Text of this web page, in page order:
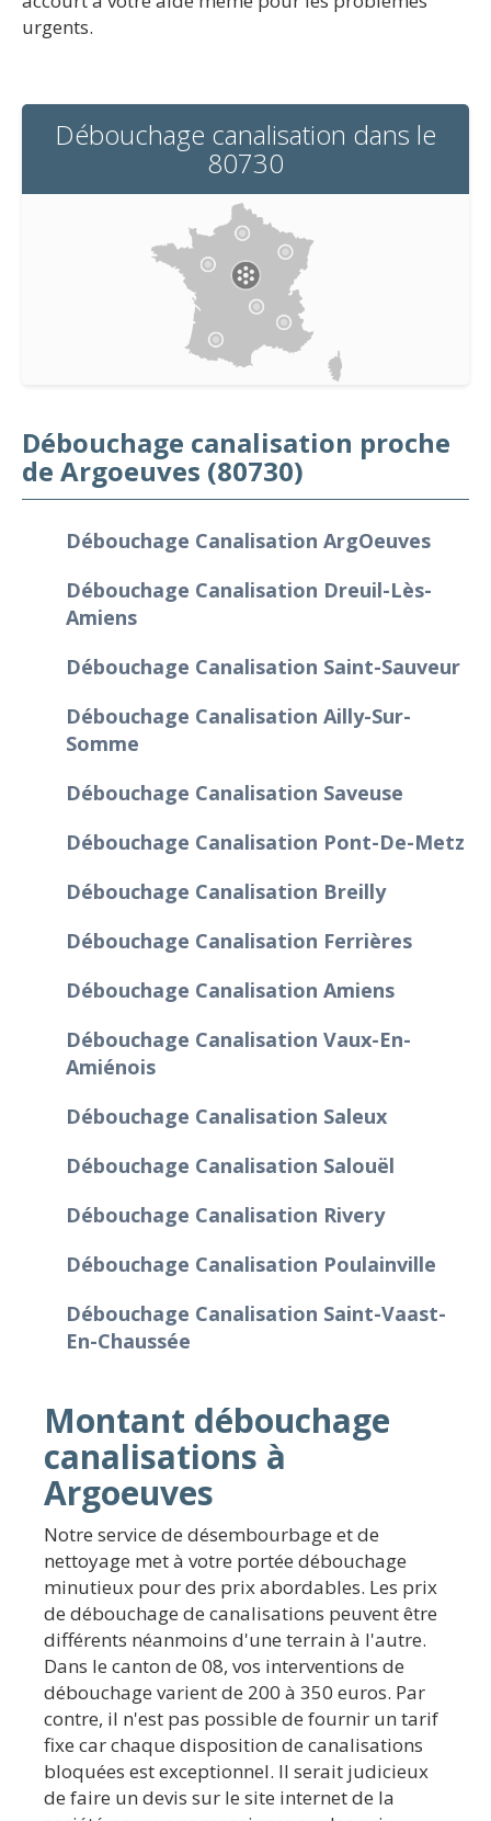
urgents.
Débouchage canalisation dans le
80730
Débouchage canalisation proche
de Argoeuves (80730)
Débouchage Canalisation Argoeuves
Débouchage Canalisation Dreuil-Lès-
Amiens
Débouchage Canalisation Saint-Sauveur
Débouchage Canalisation Ailly-Sur-
Somme
Débouchage Canalisation Saveuse
Débouchage Canalisation Pont-De-Metz
Débouchage Canalisation Breilly
Débouchage Canalisation Ferrières
Débouchage Canalisation Amiens
Débouchage Canalisation Vaux-En-
Amiénois
Débouchage Canalisation Saleux
Débouchage Canalisation Salouël
Débouchage Canalisation Rivery
Débouchage Canalisation Poulainville
Débouchage Canalisation Saint-Vaast-
En-Chaussée
Montant débouchage
canalisations à
Argoeuves
Notre service de désembourbage et de
nettoyage met à votre portée débouchage
minutieux pour des prix abordables. Les prix
de débouchage de canalisations peuvent être
différents néanmoins d'une terrain à l'autre.
Dans le canton de 08, vos interventions de
débouchage varient de 200 à 350 euros. Par
contre, il n'est pas possible de fournir un tarif
fixe car chaque disposition de canalisations
bloquées est exceptionnel. Il serait judicieux
de faire un devis sur le site internet de la